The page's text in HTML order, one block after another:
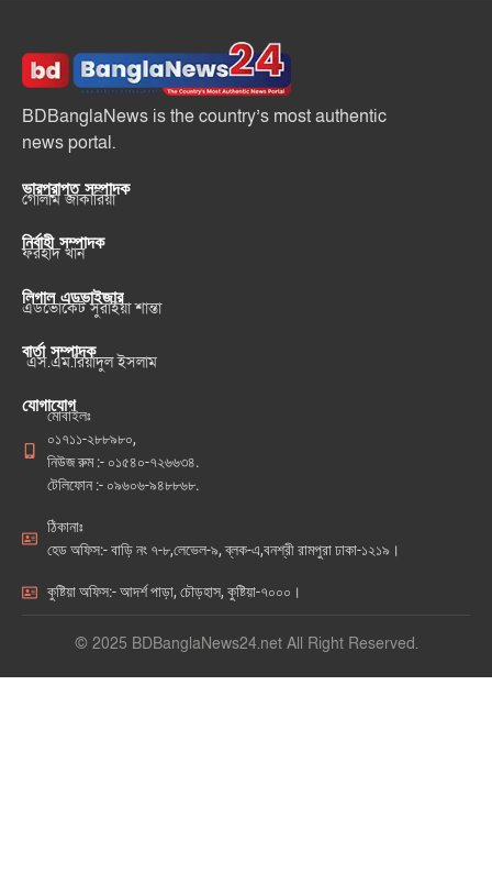
BDBanglaNews is the country’s most authentic
news portal.
ভারপ্রাপ্ত সম্পাদক
গোলাম জাকারিয়া
নির্বাহী সম্পাদক
ফরহাদ খান
লিগাল এডভাইজার
এডভোকেট সুরাইয়া শান্তা
বার্তা সম্পাদক
এস.এম.রিয়াদুল ইসলাম
যোগাযোগ
মোবাইলঃ
০১৭১১-২৮৮৯৮০,
নিউজ রুম :- ০১৫৪০-৭২৬৬৩৪.
টেলিফোন :- ০৯৬০৬-৯৪৮৮৬৮.
ঠিকানাঃ
হেড অফিস:- বাড়ি নং ৭-৮,লেভেল-৯, ব্লক-এ,বনশ্রী রামপুরা ঢাকা-১২১৯।
কুষ্টিয়া অফিস:- আদর্শ পাড়া, চৌড়হাস, কুষ্টিয়া-৭০০০।
© 2025 BDBanglaNews24.net All Right Reserved.